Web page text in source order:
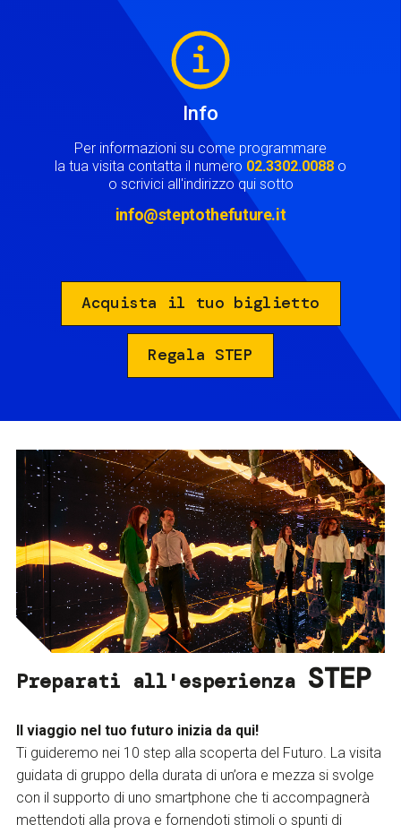
Info
Per informazioni su come programmare
la tua visita contatta il numero 02.3302.0088 o
o scrivici all'indirizzo qui sotto
info@steptothefuture.it
Acquista il tuo biglietto
Regala STEP
Preparati all'esperienza STEP
Il viaggio nel tuo futuro inizia da qui!
Ti guideremo nei 10 step alla scoperta del Futuro. La visita
guidata di gruppo della durata di un’ora e mezza si svolge
con il supporto di uno smartphone che ti accompagnerà
mettendoti alla prova e fornendoti stimoli o spunti di